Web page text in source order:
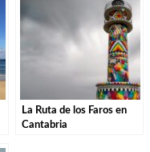
La Ruta de los Faros en
Cantabria